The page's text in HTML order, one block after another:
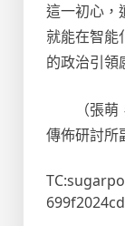
這一初心，
就能在智能
的政治引領
（張萌
傳佈研討所